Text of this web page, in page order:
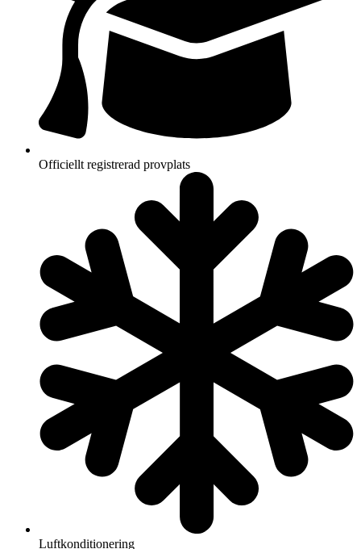
Officiellt registrerad provplats
Luftkonditionering